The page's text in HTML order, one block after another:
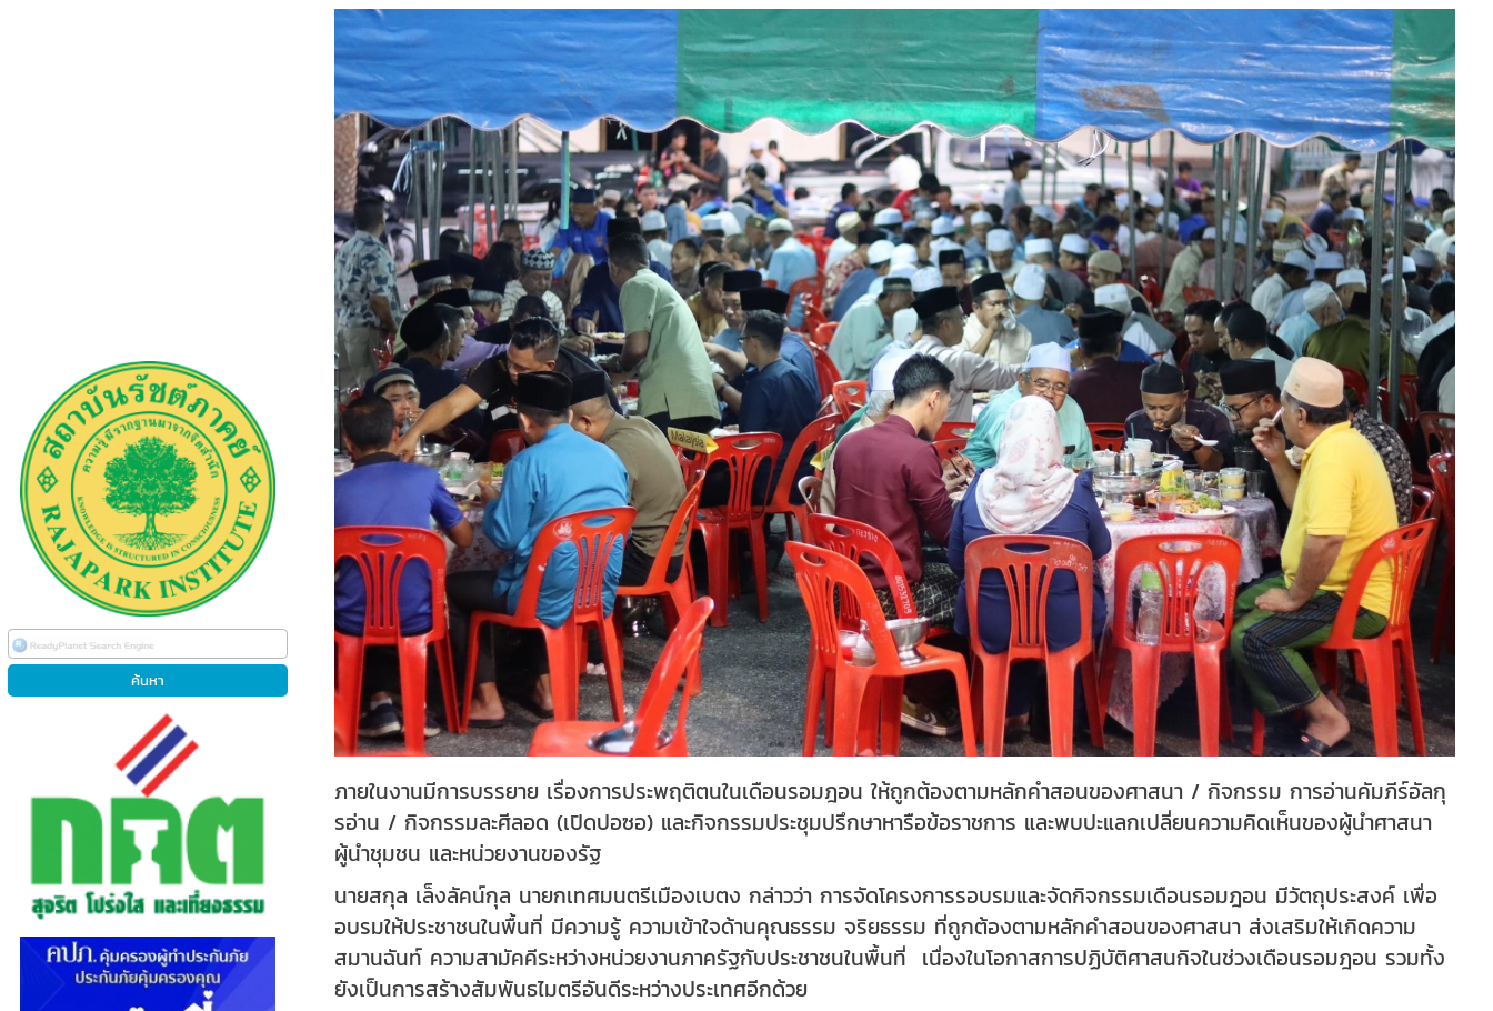
ภายในงานมีการบรรยาย เรื่องการประพฤติตนในเดือนรอมฎอน ให้ถูกต้องตามหลักคำสอนของศาสนา / กิจกรรม การอ่านคัมภีร์อัลกุ
รอ่าน / กิจกรรมละศีลอด (เปิดปอซอ) และกิจกรรมประชุมปรึกษาหารือข้อราชการ และพบปะแลกเปลี่ยนความคิดเห็นของผู้นำศาสนา
ผู้นำชุมชน และหน่วยงานของรัฐ
นายสกุล เล็งลัคน์กุล นายกเทศมนตรีเมืองเบตง กล่าวว่า การจัดโครงการรอบรมและจัดกิจกรรมเดือนรอมฎอน มีวัตถุประสงค์ เพื่อ
อบรมให้ประชาชนในพื้นที่ มีความรู้ ความเข้าใจด้านคุณธรรม จริยธรรม ที่ถูกต้องตามหลักคำสอนของศาสนา ส่งเสริมให้เกิดความ
สมานฉันท์ ความสามัคคีระหว่างหน่วยงานภาครัฐกับประชาชนในพื้นที่ เนื่องในโอกาสการปฏิบัติศาสนกิจในช่วงเดือนรอมฎอน รวมทั้ง
ยังเป็นการสร้างสัมพันธไมตรีอันดีระหว่างประเทศอีกด้วย